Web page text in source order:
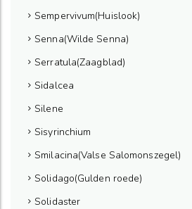
Sempervivum(Huislook)
Senna(Wilde Senna)
Serratula(Zaagblad)
Sidalcea
Silene
Sisyrinchium
Smilacina(Valse Salomonszegel)
Solidago(Gulden roede)
Solidaster